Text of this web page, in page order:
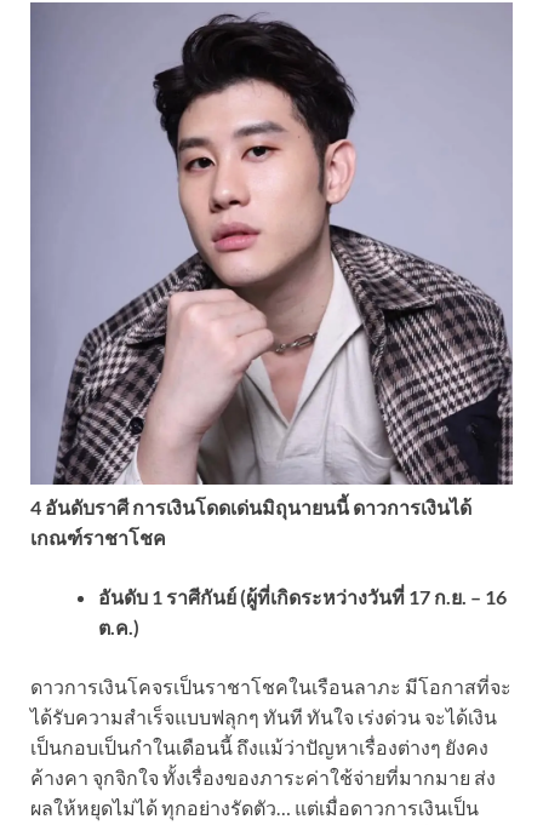
4 อันดับราศี การเงินโดดเด่นมิถุนายนนี้ ดาวการเงินได้
เกณฑ์ราชาโชค
อันดับ 1 ราศีกันย์ (ผู้ที่เกิดระหว่างวันที่ 17 ก.ย. – 16
ต.ค.)
ดาวการเงินโคจรเป็นราชาโชคในเรือนลาภะ มีโอกาสที่จะ
ได้รับความสำเร็จแบบฟลุกๆ ทันที ทันใจ เร่งด่วน จะได้เงิน
เป็นกอบเป็นกำในเดือนนี้ ถึงแม้ว่าปัญหาเรื่องต่างๆ ยังคง
ค้างคา จุกจิกใจ ทั้งเรื่องของภาระค่าใช้จ่ายที่มากมาย ส่ง
ผลให้หยุดไม่ได้ ทุกอย่างรัดตัว… แต่เมื่อดาวการเงินเป็น